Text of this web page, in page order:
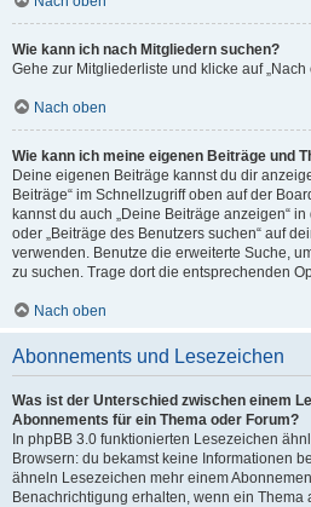
Wie kann ich nach Mitgliedern suchen?
Gehe zur Mitgliederliste und klicke auf
Nach oben
Wie kann ich meine eigenen Beiträge und
Deine eigenen Beiträge kannst du dir
Beiträge“ im Schnellzugriff oben auf der
kannst du auch „Deine Beiträge anzeigen“
oder „Beiträge des Benutzers suchen“ auf
verwenden. Benutze die erweiterte Suche,
zu suchen. Trage dort die entsprechenden
Nach oben
Abonnements und Lesezeichen
Was ist der Unterschied zwischen einem
Abonnements für ein Thema oder Forum?
In phpBB 3.0 funktionierten Lesezeichen
Browsern: du bekamst keine Informationen
ähneln Lesezeichen mehr einem
Benachrichtigung erhalten, wenn ein Thema